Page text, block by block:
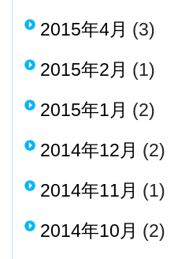
2015年4月 (3)
2015年2月 (1)
2015年1月 (2)
2014年12月 (2)
2014年11月 (1)
2014年10月 (2)